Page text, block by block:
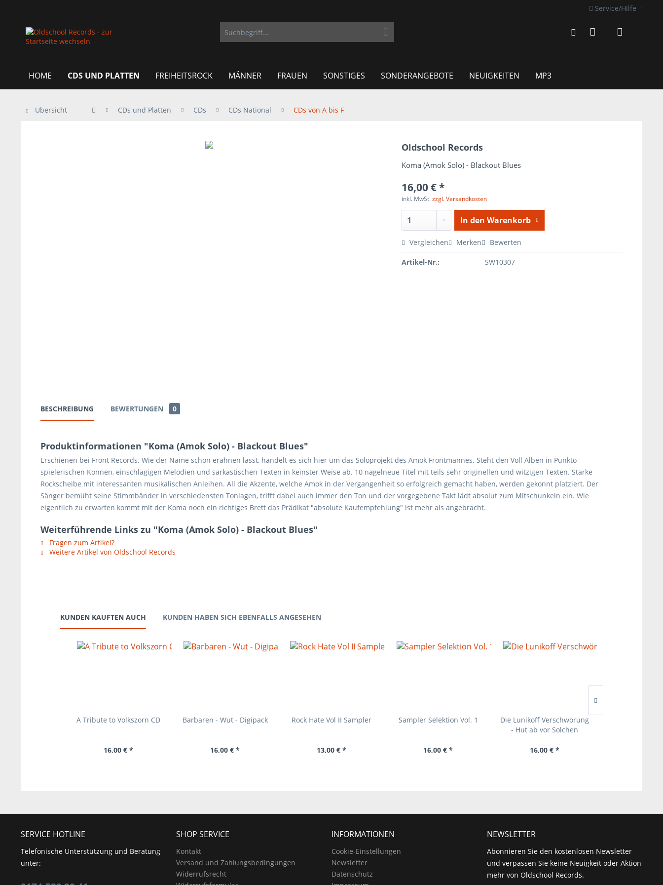
Service/Hilfe
HOME CDS UND PLATTEN FREIHEITSROCK MÄNNER FRAUEN SONSTIGES SONDERANGEBOTE NEUIGKEITEN MP3
Übersicht CDs und Platten CDs CDs National CDs von A bis F
Oldschool Records
Koma (Amok Solo) - Blackout Blues
16,00 € *
inkl. MwSt.zzgl. Versandkosten
In den Warenkorb
Vergleichen Merken Bewerten
Artikel-Nr.: SW10307
BESCHREIBUNG BEWERTUNGEN 0
Produktinformationen "Koma (Amok Solo) - Blackout Blues"
Erschienen bei Front Records. Wie der Name schon erahnen lässt, handelt es sich hier um das Soloprojekt des Amok Frontmannes. Steht den Voll Alben in Punkto
spielerischen Können, einschlägigen Melodien und sarkastischen Texten in keinster Weise ab. 10 nagelneue Titel mit teils sehr originellen und witzigen Texten. Starke
Rockscheibe mit interessanten musikalischen Anleihen. All die Akzente, welche Amok in der Vergangenheit so erfolgreich gemacht haben, werden gekonnt platziert. Der
Sänger bemüht seine Stimmbänder in verschiedensten Tonlagen, trifft dabei auch immer den Ton und der vorgegebene Takt lädt absolut zum Mitschunkeln ein. Wie
eigentlich zu erwarten kommt mit der Koma noch ein richtiges Brett das Prädikat "absolute Kaufempfehlung" ist mehr als angebracht.
Weiterführende Links zu "Koma (Amok Solo) - Blackout Blues"
Fragen zum Artikel?
Weitere Artikel von Oldschool Records
KUNDEN KAUFTEN AUCH KUNDEN HABEN SICH EBENFALLS ANGESEHEN
A Tribute to Volkszorn CD
16,00 € *
Barbaren - Wut - Digipack
16,00 € *
Rock Hate Vol II Sampler
13,00 € *
Sampler Selektion Vol. 1
16,00 € *
Die Lunikoff Verschwörung
- Hut ab vor Solchen
16,00 € *
SERVICE HOTLINE
Telefonische Unterstützung und Beratung
unter:
SHOP SERVICE
Kontakt
Versand und Zahlungsbedingungen
Widerrufsrecht
INFORMATIONEN
Cookie-Einstellungen
Newsletter
Datenschutz
NEWSLETTER
Abonnieren Sie den kostenlosen Newsletter
und verpassen Sie keine Neuigkeit oder Aktion
mehr von Oldschool Records.